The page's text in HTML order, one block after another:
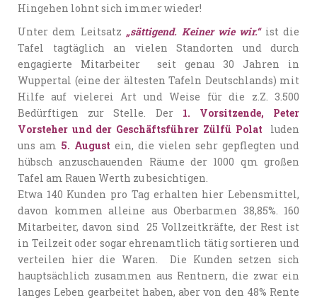
Hingehen lohnt sich immer wieder!
Unter dem Leitsatz „sättigend. Keiner wie wir.“ ist die
Tafel tagtäglich an vielen Standorten und durch
engagierte Mitarbeiter seit genau 30 Jahren in
Wuppertal (eine der ältesten Tafeln Deutschlands) mit
Hilfe auf vielerei Art und Weise für die z.Z. 3.500
Bedürftigen zur Stelle. Der 1. Vorsitzende, Peter
Vorsteher und der Geschäftsführer Zülfü Polat
luden
uns am 5. August ein, die vielen sehr gepflegten und
hübsch anzuschauenden Räume der 1000 qm großen
Tafel am Rauen Werth zu besichtigen.
Etwa 140 Kunden pro Tag erhalten hier Lebensmittel,
davon kommen alleine aus Oberbarmen 38,85%. 160
Mitarbeiter, davon sind 25 Vollzeitkräfte, der Rest ist
in Teilzeit oder sogar ehrenamtlich tätig sortieren und
verteilen hier die Waren. Die Kunden setzen sich
hauptsächlich zusammen aus Rentnern, die zwar ein
langes Leben gearbeitet haben, aber von den 48% Rente